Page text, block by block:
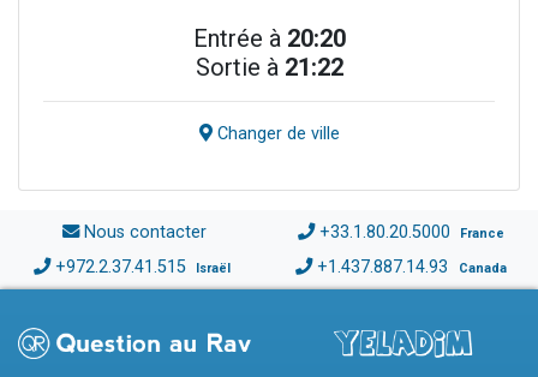
Entrée à 20:20
Sortie à 21:22
Changer de ville
Nous contacter +33.1.80.20.5000 France
+972.2.37.41.515 Israël +1.437.887.14.93 Canada